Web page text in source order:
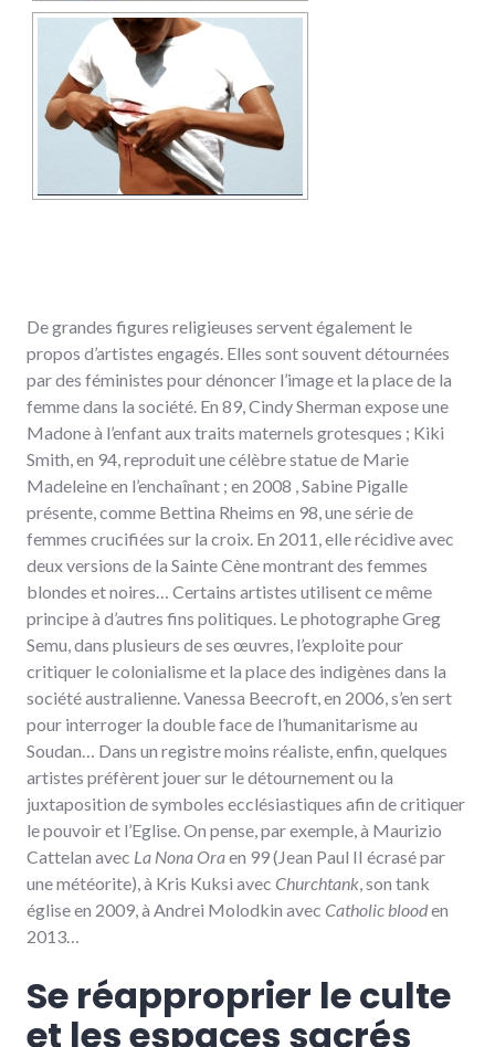
De grandes figures religieuses servent également le
propos d’artistes engagés. Elles sont souvent détournées
par des féministes pour dénoncer l’image et la place de la
femme dans la société. En 89, Cindy Sherman expose une
Madone à l’enfant aux traits maternels grotesques ; Kiki
Smith, en 94, reproduit une célèbre statue de Marie
Madeleine en l’enchaînant ; en 2008 , Sabine Pigalle
présente, comme Bettina Rheims en 98, une série de
femmes crucifiées sur la croix. En 2011, elle récidive avec
deux versions de la Sainte Cène montrant des femmes
blondes et noires… Certains artistes utilisent ce même
principe à d’autres fins politiques. Le photographe Greg
Semu, dans plusieurs de ses œuvres, l’exploite pour
critiquer le colonialisme et la place des indigènes dans la
société australienne. Vanessa Beecroft, en 2006, s’en sert
pour interroger la double face de l’humanitarisme au
Soudan… Dans un registre moins réaliste, enfin, quelques
artistes préfèrent jouer sur le détournement ou la
juxtaposition de symboles ecclésiastiques afin de critiquer
le pouvoir et l’Eglise. On pense, par exemple, à Maurizio
Cattelan avec La Nona Oraen 99 (Jean Paul II écrasé par
une météorite), à Kris Kuksi avec Churchtank, son tank
église en 2009, à Andrei Molodkin avec Catholic blooden
2013…
Se réapproprier le culte
et les espaces sacrés